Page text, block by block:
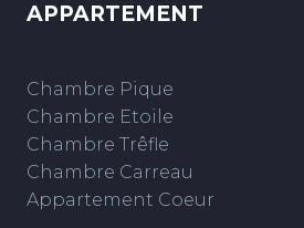
APPARTEMENT
Chambre Pique
Chambre Etoile
Chambre Trêfle
Chambre Carreau
Appartement Coeur